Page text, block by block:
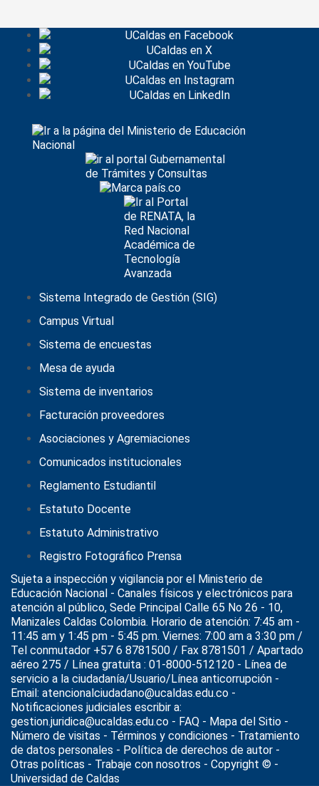
Sistema Integrado de Gestión (SIG)
Campus Virtual
Sistema de encuestas
Mesa de ayuda
Sistema de inventarios
Facturación proveedores
Asociaciones y Agremiaciones
Comunicados institucionales
Reglamento Estudiantil
Estatuto Docente
Estatuto Administrativo
Registro Fotográfico Prensa
Sujeta a inspección y vigilancia por el Ministerio de
Educación Nacional - Canales físicos y electrónicos para
atención al público, Sede Principal Calle 65 No 26 - 10,
Manizales Caldas Colombia. Horario de atención: 7:45 am -
11:45 am y 1:45 pm - 5:45 pm. Viernes: 7:00 am a 3:30 pm /
Tel conmutador +57 6 8781500 / Fax 8781501 / Apartado
aéreo 275 / Línea gratuita : 01-8000-512120 - Línea de
servicio a la ciudadanía/Usuario/Línea anticorrupción -
Email: atencionalciudadano@ucaldas.edu.co -
Notificaciones judiciales escribir a:
gestion.juridica@ucaldas.edu.co - FAQ - Mapa del Sitio -
Número de visitas - Términos y condiciones - Tratamiento
de datos personales - Política de derechos de autor -
Otras políticas - Trabaje con nosotros - Copyright © -
Universidad de Caldas